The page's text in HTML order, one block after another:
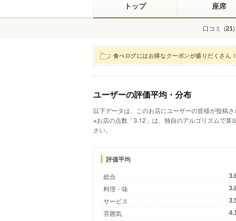
トップ 座席
口コミ (21)
食べログにはお得なクーポンが盛りだくさん！
ユーザーの評価平均・分布
以下データは、このお店にユーザーの皆様が投稿
※お店の点数「3.12」は、独自のアルゴリズムで算
さい。
評価平均
総合
料理・味
サービス
雰囲気